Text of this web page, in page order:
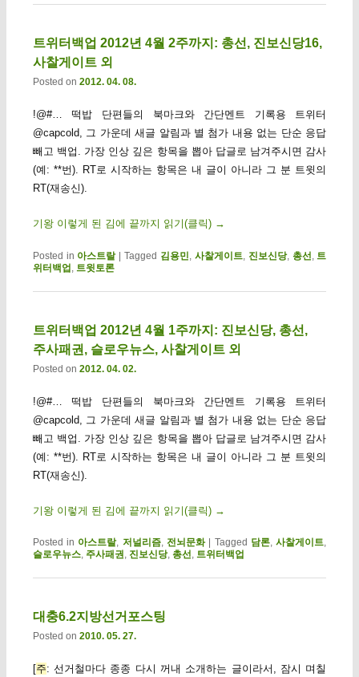
트위터백업 2012년 4월 2주까지: 총선, 진보신당16,
사찰게이트 외
Posted on 2012. 04. 08.
!@#… 떡밥 단편들의 북마크와 간단멘트 기록용 트위터
@capcold, 그 가운데 새글 알림과 별 첨가 내용 없는 단순 응답
빼고 백업. 가장 인상 깊은 항목을 뽑아 답글로 남겨주시면 감사
(예: **번). RT로 시작하는 항목은 내 글이 아니라 그 분 트윗의
RT(재송신).
기왕 이렇게 된 김에 끝까지 읽기(클릭) →
Posted in 아스트랄 |Tagged 김용민 사찰게이트 진보신당, 총선 트
위터백업 트윗토론
트위터백업 2012년 4월 1주까지: 진보신당, 총선,
주사패권, 슬로우뉴스, 사찰게이트 외
Posted on 2012. 04. 02.
!@#… 떡밥 단편들의 북마크와 간단멘트 기록용 트위터
@capcold, 그 가운데 새글 알림과 별 첨가 내용 없는 단순 응답
빼고 백업. 가장 인상 깊은 항목을 뽑아 답글로 남겨주시면 감사
(예: **번). RT로 시작하는 항목은 내 글이 아니라 그 분 트윗의
RT(재송신).
기왕 이렇게 된 김에 끝까지 읽기(클릭) →
Posted in 아스트랄, 저널리즘, 전뇌문화 Tagged 담론,사찰게이트,
슬로우뉴스, 주사패권, 진보신당, 총선, 트위터백업
대충6.2지방선거포스팅
Posted on 2010. 05. 27.
[주: 선거철마다 종종 다시 꺼내 소개하는 글이라서, 잠시 며칠